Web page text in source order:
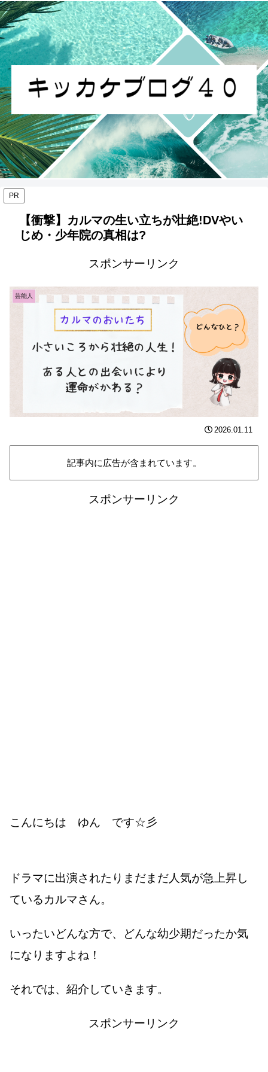
PR
【衝撃】カルマの生い立ちが壮絶!DVやい
じめ・少年院の真相は?
スポンサーリンク
芸能人
2026.01.11
記事内に広告が含まれています。
スポンサーリンク
こんにちは ゆん です☆彡
ドラマに出演されたりまだまだ人気が急上昇し
ているカルマさん。
いったいどんな方で、どんな幼少期だったか気
になりますよね！
それでは、紹介していきます。
スポンサーリンク